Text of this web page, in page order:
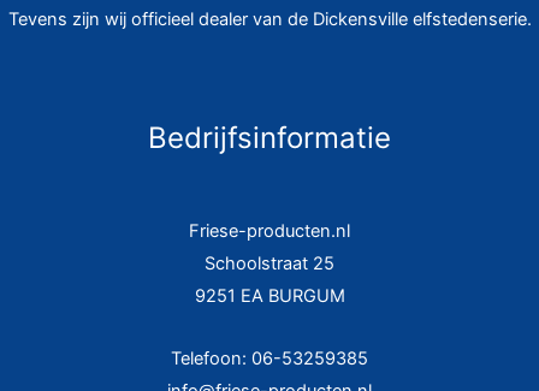
Tevens zijn wij officieel dealer van de Dickensville elfstedenserie.
Bedrijfsinformatie
Friese-producten.nl
Schoolstraat 25
9251 EA BURGUM
Telefoon: 06-53259385